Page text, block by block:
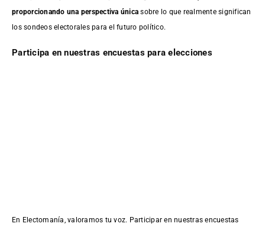
proporcionando una perspectiva única sobre lo que realmente significan
los sondeos electorales para el futuro político.
Participa en nuestras encuestas para elecciones
En Electomanía, valoramos tu voz. Participar en nuestras encuestas